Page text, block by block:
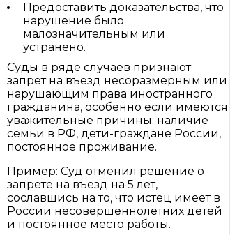
Предоставить доказательства, что
нарушение было
малозначительным или
устранено.
Суды в ряде случаев признают
запрет на въезд несоразмерным или
нарушающим права иностранного
гражданина, особенно если имеются
уважительные причины: наличие
семьи в РФ, дети-граждане России,
постоянное проживание.
Пример: Суд отменил решение о
запрете на въезд на 5 лет,
сославшись на то, что истец имеет в
России несовершеннолетних детей
и постоянное место работы.